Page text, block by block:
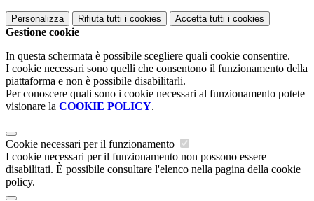
Personalizza Rifiuta tutti i cookies Accetta tutti i cookies
Gestione cookie
In questa schermata è possibile scegliere quali cookie consentire.
I cookie necessari sono quelli che consentono il funzionamento della
piattaforma e non è possibile disabilitarli.
Per conoscere quali sono i cookie necessari al funzionamento potete
visionare la COOKIE POLICY.
Cookie necessari per il funzionamento
I cookie necessari per il funzionamento non possono essere
disabilitati. È possibile consultare l'elenco nella pagina della cookie
policy.